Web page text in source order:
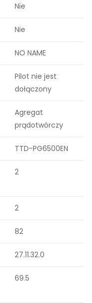
Nie
Nie
NO NAME
Pilot nie jest
dołączony
Agregat
prądotwórczy
TTD-PG6500EN
2
2
82
27.11.32.0
69.5